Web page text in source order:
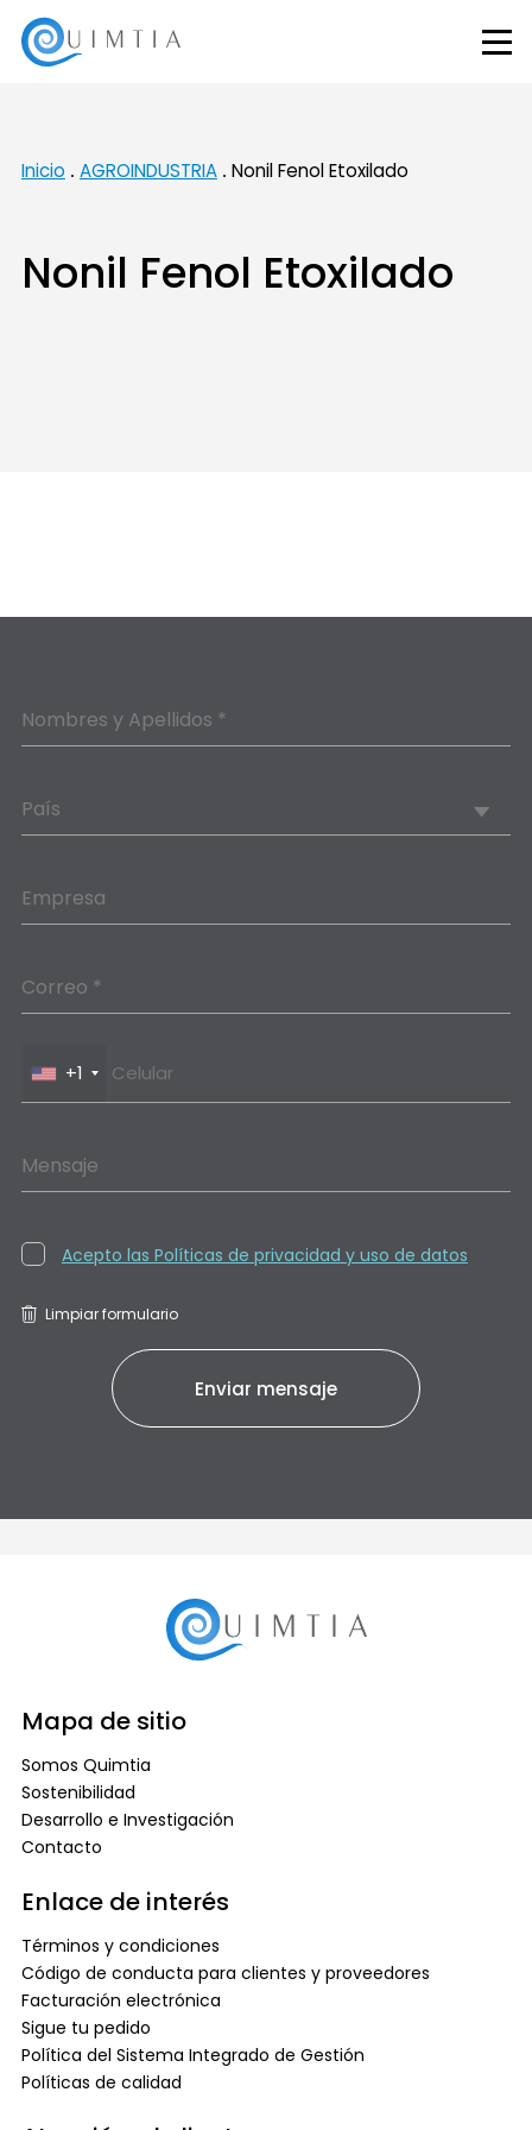
Inicio AGROINDUSTRIA Nonil Fenol Etoxilado
Nonil Fenol Etoxilado
Nombres y Apellidos *
País
Empresa
Correo *
+1
Mensaje
Acepto las Políticas de privacidad y uso de datos
Limpiar formulario
Mapa de sitio
Somos Quimtia
Sostenibilidad
Desarrollo e Investigación
Contacto
Enlace de interés
Términos y condiciones
Código de conducta para clientes y proveedores
Facturación electrónica
Sigue tu pedido
Política del Sistema Integrado de Gestión
Políticas de calidad